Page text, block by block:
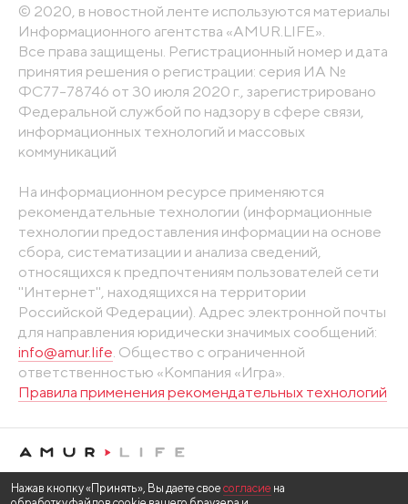
© 2020, в новостной ленте используются материалы
Информационного агентства «AMUR.LIFE».
Все права защищены. Регистрационный номер и дата
принятия решения о регистрации: серия ИА №
ФС77-78746 от 30 июля 2020 г., зарегистрировано
Федеральной службой по надзору в сфере связи,
информационных технологий и массовых
коммуникаций
На информационном ресурсе применяются
рекомендательные технологии (информационные
технологии предоставления информации на основе
сбора, систематизации и анализа сведений,
относящихся к предпочтениям пользователей сети
"Интернет", находящихся на территории
Российской Федерации). Адрес электронной почты
для направления юридически значимых сообщений:
info@amur.life . Общество с ограниченной
ответственностью «Компания «Игра».
Правила применения рекомендательных технологий
Нажав кнопку «Принять», Вы даете свое согласие на